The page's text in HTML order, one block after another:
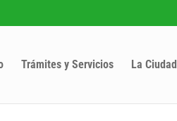
Trámites y Servicios La Ciudad